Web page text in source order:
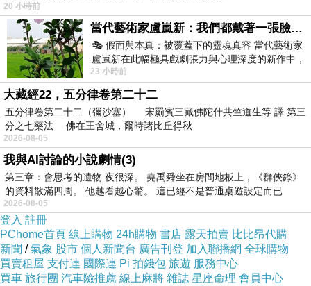
葡萄牙/洛卡海岬
20 小時前
當代藝術家盧嵐新：我們都戴著一張臉，可真正的自己，總藏在那些被塗抹、被覆蓋的痕跡裡
🎭 假面與本真：被覆蓋下的靈魂真容 當代藝術家
盧嵐新在此幅極具戲劇張力與心理深度的新作中，
運用質感豐富的紙材肌理、墨痕與大膽的
23 小時前
大藏經22，五分律卷第二十二
五分律卷第二十二（彌沙塞） 宋罽賓三藏佛陀什共竺道生等 譯 第三
分之七藥法 佛在王舍城，爾時諸比丘得秋
2026-08-05
我與AI討論的小說劇情(3)
第三章：會思考的遺物 夜很深。 堯禹舜坐在房間地板上，《群俠錄》
的資料散滿四周。 他越看越心驚。 這已經不是普通桌遊設定而已
2026-08-05
登入 註冊
PChome首頁 線上購物 24h購物 書店 露天拍賣 比比昂代購
新聞 /氣象 股市 個人新聞台 廣告刊登 加入聯播網 全球購物
買賣租屋 支付連 國際連 Pi 拍錢包 旅遊 服務中心
買車 旅行團 汽車險推薦 線上麻將 雜誌 星座命理 會員中心